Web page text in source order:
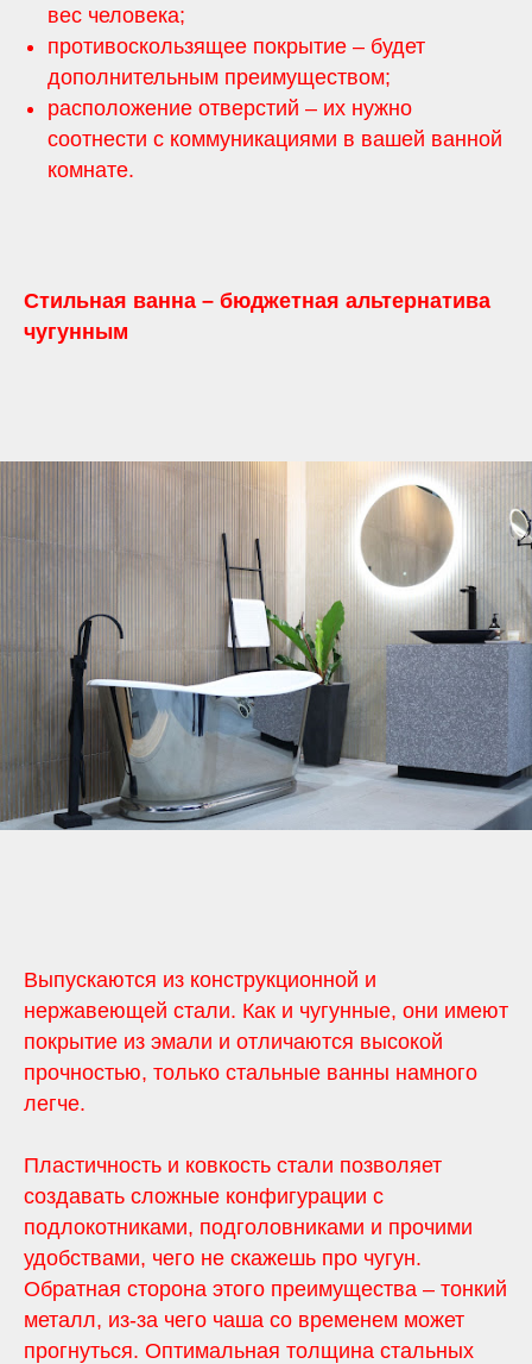
вес человека;
противоскользящее покрытие – будет
дополнительным преимуществом;
расположение отверстий – их нужно
соотнести с коммуникациями в вашей ванной
комнате.
Стильная ванна – бюджетная альтернатива
чугунным
Выпускаются из конструкционной и
нержавеющей стали. Как и чугунные, они имеют
покрытие из эмали и отличаются высокой
прочностью, только стальные ванны намного
легче.
Пластичность и ковкость стали позволяет
создавать сложные конфигурации с
подлокотниками, подголовниками и прочими
удобствами, чего не скажешь про чугун.
Обратная сторона этого преимущества – тонкий
металл, из-за чего чаша со временем может
прогнуться. Оптимальная толщина стальных